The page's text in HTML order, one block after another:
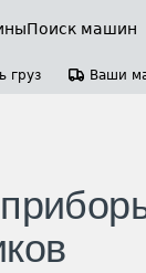
Поиск машин
груз Ваши